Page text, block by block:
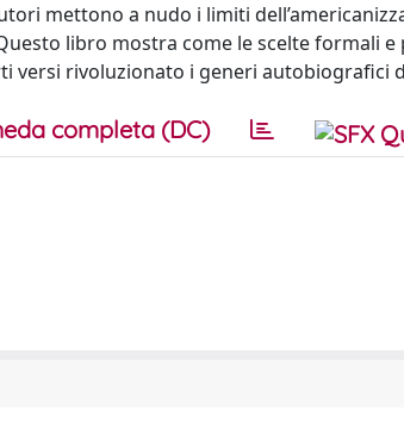
mettono a nudo i limiti
libro mostra come le scelte formali
versi rivoluzionato i generi autobiografici
completa (DC)